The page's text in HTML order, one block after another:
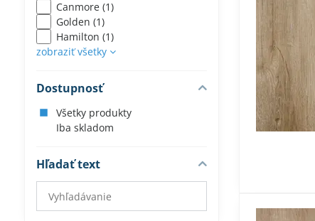
Canmore (1)
Golden (1)
Hamilton (1)
zobraziť všetky
Dostupnosť
Všetky produkty
Iba skladom
Hľadať text
Prehľadať
výsledky